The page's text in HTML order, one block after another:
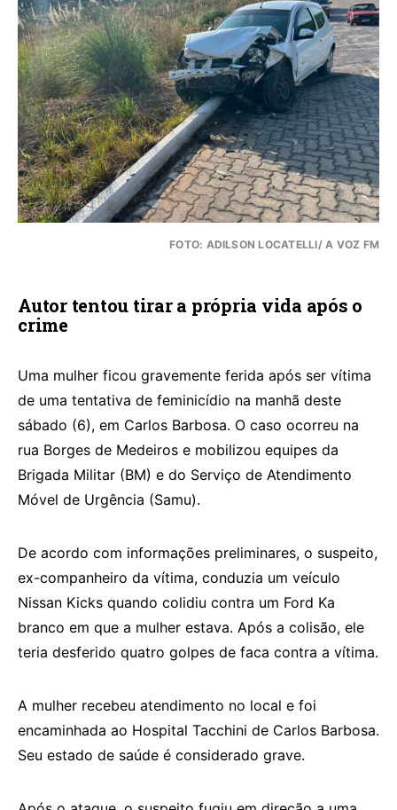
FOTO: ADILSON LOCATELLI/ A VOZ FM
Autor tentou tirar a própria vida após o
crime
Uma mulher ficou gravemente ferida após ser vítima
de uma tentativa de feminicídio na manhã deste
sábado (6), em Carlos Barbosa. O caso ocorreu na
rua Borges de Medeiros e mobilizou equipes da
Brigada Militar (BM) e do Serviço de Atendimento
Móvel de Urgência (Samu).
De acordo com informações preliminares, o suspeito,
ex-companheiro da vítima, conduzia um veículo
Nissan Kicks quando colidiu contra um Ford Ka
branco em que a mulher estava. Após a colisão, ele
teria desferido quatro golpes de faca contra a vítima.
A mulher recebeu atendimento no local e foi
encaminhada ao Hospital Tacchini de Carlos Barbosa.
Seu estado de saúde é considerado grave.